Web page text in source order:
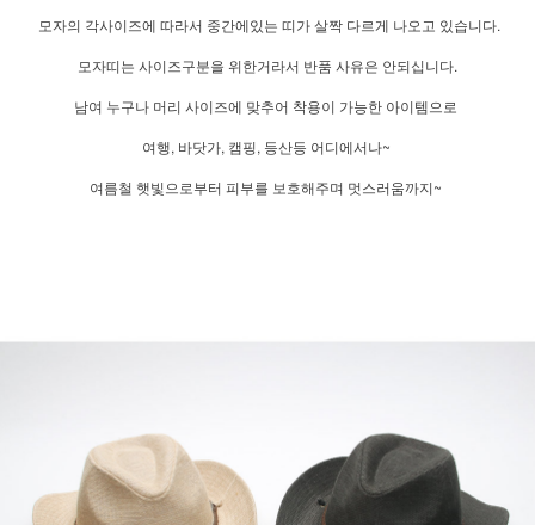
모자의 각사이즈에 따라서 중간에있는 띠가 살짝 다르게 나오고 있습니다.
모자띠는 사이즈구분을 위한거라서 반품 사유은 안되십니다.
남여 누구나 머리 사이즈에 맞추어 착용이 가능한 아이템으로
여행, 바닷가, 캠핑, 등산등 어디에서나~
여름철 햇빛으로부터 피부를 보호해주며 멋스러움까지~